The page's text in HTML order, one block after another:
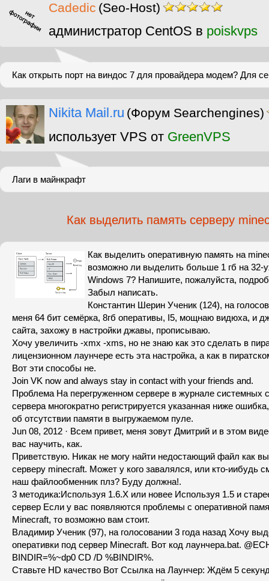
Cadedic (Seo-Host)
администратор CentOS в poiskvps
Как открыть порт на виндос 7 для провайдера модем? Для
Nikita Mail.ru (Форум Searchengines)
использует VPS от GreenVPS
Лаги в майнкрафт
Как выделить память серверу
Как выделить оперативную память на
возможно ли выделить больше 1 гб на 32-
Windows 7? Напишите, пожалуйста,
Забыл написать.
Константин Шерин Ученик (124), на
меня 64 бит семёрка, 8гб оперативы, I5, мощнаю видюха, и
сайта, захожу в настройки джавы, прописываю.
Хочу увеличить -xmx -xms, но не знаю как это сделать в
лицензионном лаунчере есть эта настройка, а как в
Вот эти способы не.
Join VK now and always stay in contact with your friends and.
Проблема На перегруженном сервере в журнале системных
сервера многократно регистрируется указанная ниже
об отсутствии памяти в выгружаемом пуле.
Jun 08, 2012 · Всем привет, меня зовут Дмитрий и в этом
вас научить, как.
Приветствую. Никак не могу найти недостающий файл как
серверу minecraft. Может у кого завалялся, или кто-иибудь
наш файлообменник плз? Буду должна!.
3 методика:Используя 1.6.X или новее Используя 1.5 и
сервер Если у вас появляются проблемы с оперативной
Minecraft, то возможно вам стоит.
Владимир Ученик (97), на голосовании 3 года назад Хочу
оперативки под сервер Minecraft. Вот код лаунчера.bat.
BINDIR=%~dp0 CD /D %BINDIR%.
Ставьте HD качество Вот Ссылка на Лаунчер: Ждём 5